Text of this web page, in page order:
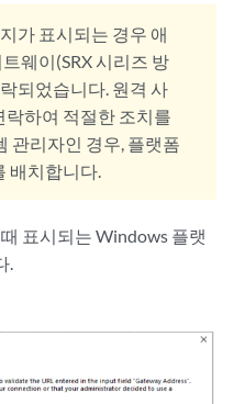
가 표시되는 경우 애
웨이(SRX 시리즈 방
되었습니다. 원격 사
락하여 적절한 조치를
관리자인 경우, 플랫폼
배치합니다.
표시되는 Windows 플랫
.